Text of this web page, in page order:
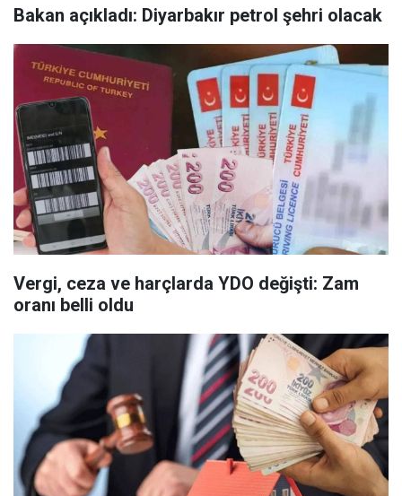
Bakan açıkladı: Diyarbakır petrol şehri olacak
Vergi, ceza ve harçlarda YDO değişti: Zam
oranı belli oldu